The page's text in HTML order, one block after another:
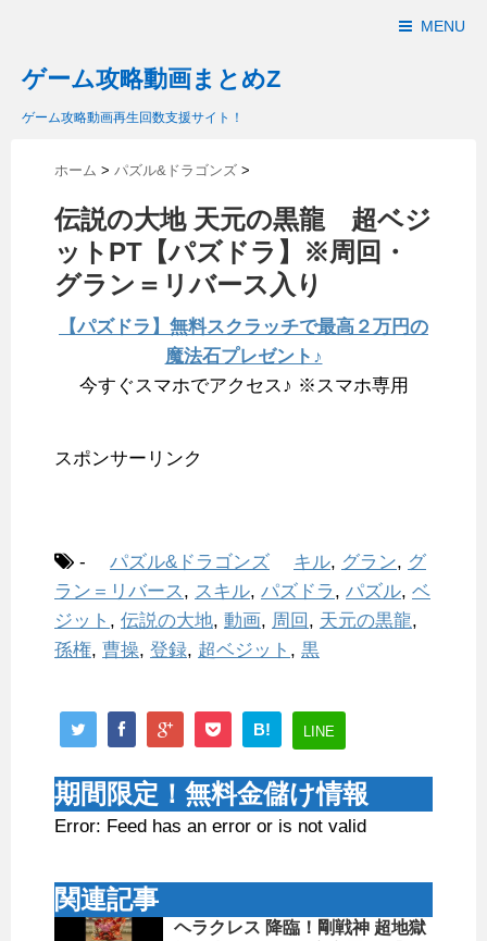
MENU
ゲーム攻略動画まとめZ
ゲーム攻略動画再生回数支援サイト！
ホーム > パズル&ドラゴンズ >
伝説の大地 天元の黒龍 超ベジ
ットPT【パズドラ】※周回・
グラン＝リバース入り
【パズドラ】無料スクラッチで最高２万円の
魔法石プレゼント♪
今すぐスマホでアクセス♪ ※スマホ専用
スポンサーリンク
- パズル&ドラゴンズ キル, グラン, グ
ラン＝リバース, スキル, パズドラ , パズル, ベ
ジット , 伝説の大地, 動画, 周回 , 天元の黒龍,
孫権, 曹操, 登録, 超ベジット , 黒
B! LINE
期間限定！無料金儲け情報
Error: Feed has an error or is not valid
関連記事
ヘラクレス 降臨！剛戦神 超地獄